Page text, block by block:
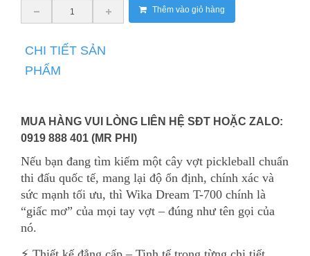
Thêm vào giỏ hàng
CHI TIẾT SẢN
PHẨM
MUA HÀNG VUI LÒNG LIÊN HỆ SĐT HOẶC ZALO:
0919 888 401 (MR PHI)
Nếu bạn đang tìm kiếm một cây vợt pickleball chuẩn
thi đấu quốc tế, mang lại độ ổn định, chính xác và
sức mạnh tối ưu, thì Wika Dream T-700 chính là
“giấc mơ” của mọi tay vợt – đúng như tên gọi của
nó.